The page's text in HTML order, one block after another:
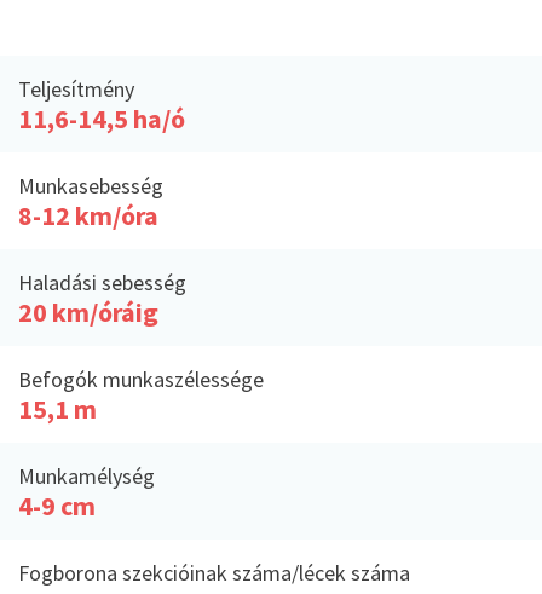
Teljesítmény
11,6-14,5 ha/ó
Munkasebesség
8-12 km/óra
Haladási sebesség
20 km/óráig
Befogók munkaszélessége
15,1 m
Munkamélység
4-9 cm
Fogborona szekcióinak száma/lécek száma